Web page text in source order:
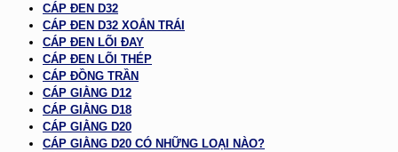
CÁP ĐEN D32
CÁP ĐEN D32 XOẮN TRÁI
CÁP ĐEN LÕI ĐAY
CÁP ĐEN LÕI THÉP
CÁP ĐỒNG TRẦN
CÁP GIẰNG D12
CÁP GIẰNG D18
CÁP GIẰNG D20
CÁP GIẰNG D20 CÓ NHỮNG LOẠI NÀO?